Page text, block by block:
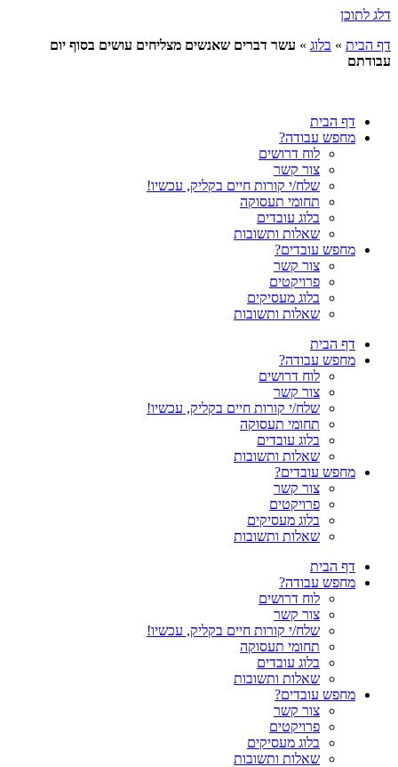
דלג לתוכן
דף הבית » בלוג » עשר דברים שאנשים מצליחים עושים בסוף יום
עבודתם
דף הבית
מחפש עבודה?
לוח דרושים
צור קשר
שלח/י קורות חיים בקליק, עכשיו!
תחומי תעסוקה
בלוג עובדים
שאלות ותשובות
מחפש עובדים?
צור קשר
פרויקטים
בלוג מעסיקים
שאלות ותשובות
דף הבית
מחפש עבודה?
לוח דרושים
צור קשר
שלח/י קורות חיים בקליק, עכשיו!
תחומי תעסוקה
בלוג עובדים
שאלות ותשובות
מחפש עובדים?
צור קשר
פרויקטים
בלוג מעסיקים
שאלות ותשובות
דף הבית
מחפש עבודה?
לוח דרושים
צור קשר
שלח/י קורות חיים בקליק, עכשיו!
תחומי תעסוקה
בלוג עובדים
שאלות ותשובות
מחפש עובדים?
צור קשר
פרויקטים
בלוג מעסיקים
שאלות ותשובות